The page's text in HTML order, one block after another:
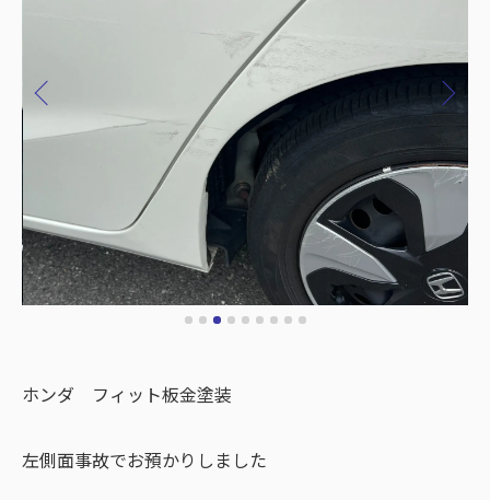
ホンダ フィット板金塗装
左側面事故でお預かりしました